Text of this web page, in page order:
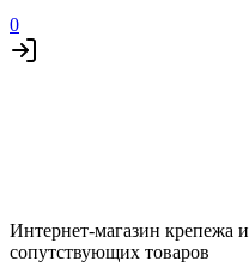
0
Интернет-магазин крепежа и
сопутствующих товаров